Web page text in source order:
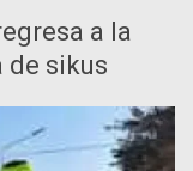
a la
de sikus